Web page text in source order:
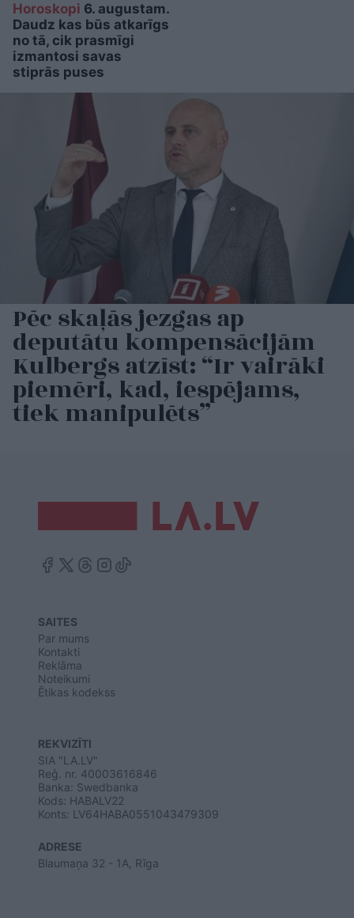
Horoskopi 6. augustam.
Daudz kas būs atkarīgs
no tā, cik prasmīgi
izmantosi savas
stiprās puses
Pēc skaļās jezgas ap
deputātu kompensācijām
Kulbergs atzīst: “Ir vairāki
piemēri, kad, iespējams,
tiek manipulēts”
SAITES
Par mums
Kontakti
Reklāma
Noteikumi
Ētikas kodekss
REKVIZĪTI
SIA "LA.LV"
Reģ. nr. 40003616846
Banka: Swedbanka
Kods: HABALV22
Konts: LV64HABA0551043479309
ADRESE
Blaumaņa 32 - 1A, Rīga